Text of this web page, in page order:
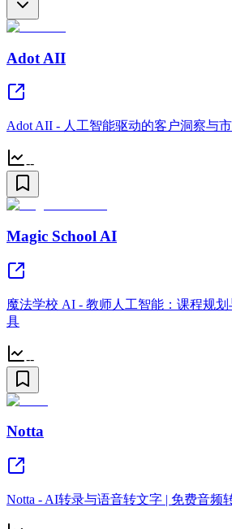
Adot AII
Adot AII - 人工智能驱动的客户洞察与
--
Magic School AI
魔法学校 AI - 教师人工智能：课程规
具
--
Notta
Notta - AI转录与语音转文字 | 免费音频